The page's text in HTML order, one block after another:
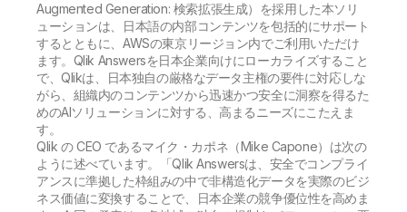
Augmented Generation: 検索拡張生成）を採用した本ソリ
ューションは、日本語の内部コンテンツを包括的にサポート
するとともに、AWSの東京リージョン内でご利用いただけ
ます。Qlik Answersを日本企業向けにローカライズすること
で、Qlikは、日本独自の厳格なデータ主権の要件に対応しな
がら、組織内のコンテンツから迅速かつ安全に洞察を得るた
めのAIソリューションに対する、高まるニーズにこたえま
す。
Qlik の CEO であるマイク・カポネ（Mike Capone）は次の
ように述べています。「Qlik Answersは、安全でコンプライ
アンスに準拠した枠組みの中で非構造化データを実際のビジ
ネス価値に変換することで、日本企業の競争優位性を高めま